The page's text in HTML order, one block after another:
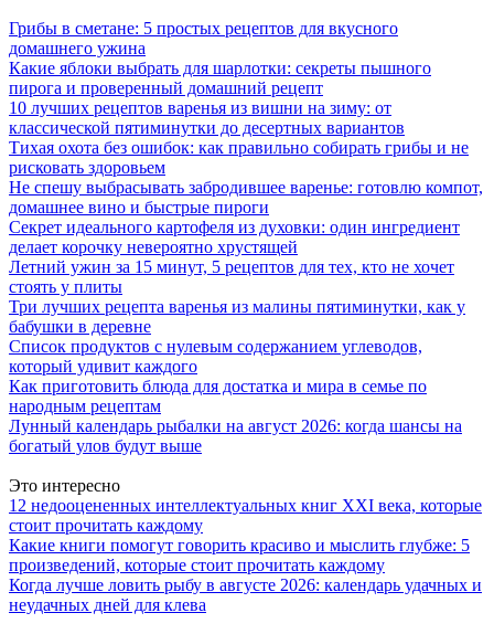
Грибы в сметане: 5 простых рецептов для вкусного
домашнего ужина
Какие яблоки выбрать для шарлотки: секреты пышного
пирога и проверенный домашний рецепт
10 лучших рецептов варенья из вишни на зиму: от
классической пятиминутки до десертных вариантов
Тихая охота без ошибок: как правильно собирать грибы и не
рисковать здоровьем
Не спешу выбрасывать забродившее варенье: готовлю компот,
домашнее вино и быстрые пироги
Секрет идеального картофеля из духовки: один ингредиент
делает корочку невероятно хрустящей
Летний ужин за 15 минут, 5 рецептов для тех, кто не хочет
стоять у плиты
Три лучших рецепта варенья из малины пятиминутки, как у
бабушки в деревне
Список продуктов с нулевым содержанием углеводов,
который удивит каждого
Как приготовить блюда для достатка и мира в семье по
народным рецептам
Лунный календарь рыбалки на август 2026: когда шансы на
богатый улов будут выше
Это интересно
12 недооцененных интеллектуальных книг XXI века, которые
стоит прочитать каждому
Какие книги помогут говорить красиво и мыслить глубже: 5
произведений, которые стоит прочитать каждому
Когда лучше ловить рыбу в августе 2026: календарь удачных и
неудачных дней для клева